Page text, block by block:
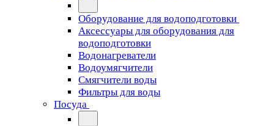
Оборудование для водоподготовки
Аксессуары для оборудования для
водоподготовки
Водонагреватели
Водоумягчители
Смягчители воды
Фильтры для воды
Посуда